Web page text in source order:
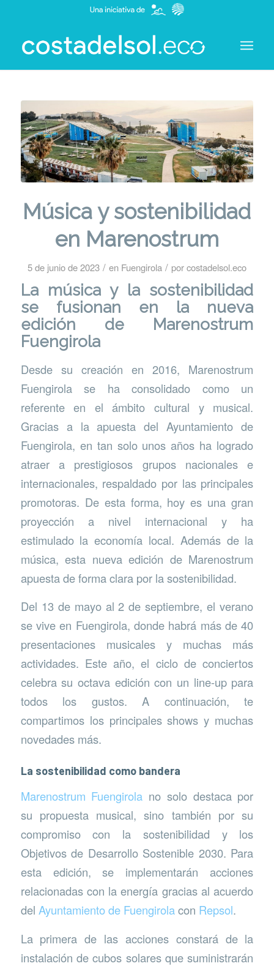
Música y sostenibilidad
en Marenostrum
5 de junio de 2023 / en Fuengirola / porcostadelsol.eco
La música y la sostenibilidad
se fusionan en la nueva
edición de Marenostrum
Fuengirola
Desde su creación en 2016, Marenostrum
Fuengirola se ha consolidado como un
referente en el ámbito cultural y musical.
Gracias a la apuesta del Ayuntamiento de
Fuengirola, en tan solo unos años ha logrado
atraer a prestigiosos grupos nacionales e
internacionales, respaldado por las principales
promotoras. De esta forma, hoy es una gran
proyección a nivel internacional y ha
estimulado la economía local. Además de la
música, esta nueva edición de Marenostrum
apuesta de forma clara por la sostenibilidad.
Del 13 de mayo al 2 de septiembre, el verano
se vive en Fuengirola, donde habrá más de 40
presentaciones musicales y muchas más
actividades. Este año, el ciclo de conciertos
celebra su octava edición con un line-up para
todos los gustos. A continuación, te
compartimos los principales shows y muchas
novedades más.
La sostenibilidad como bandera
Marenostrum Fuengirola no solo destaca por
su propuesta musical, sino también por su
compromiso con la sostenibilidad y los
Objetivos de Desarrollo Sostenible 2030. Para
esta edición, se implementarán acciones
relacionadas con la energía gracias al acuerdo
del Ayuntamiento de Fuengirolacon Repsol.
La primera de las acciones constará de la
instalación de cubos solares que suministrarán